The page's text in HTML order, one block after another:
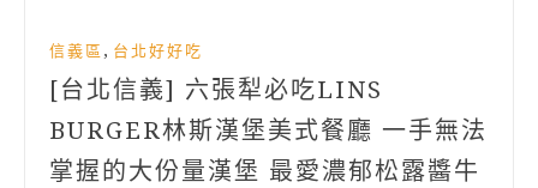
信義區 , 台北好好吃
[台北信義] 六張犁必吃LINS
BURGER林斯漢堡美式餐廳 一手無法
掌握的大份量漢堡 最愛濃郁松露醬牛